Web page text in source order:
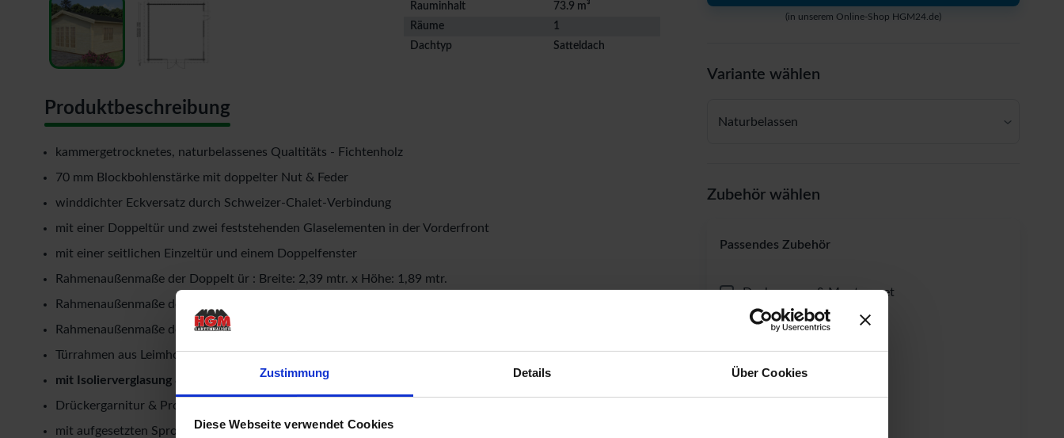
Zustimmung Details Über Cookies
Diese Webseite verwendet Cookies
Rauminhalt
73.9 m³
Räume
1
Dachtyp
Satteldach
Produktbeschreibung
kammergetrocknetes, naturbelassenes Qualtitäts - Fichtenholz
70 mm Blockbohlenstärke mit doppelter Nut & Feder
winddichter Eckversatz durch Schweizer-Chalet-Verbindung
mit einer Doppeltür und zwei feststehenden Glaselementen in der Vorderfront
mit einer seitlichen Einzeltür und einem Doppelfenster
Rahmenaußenmaße der Doppelt ür : Breite: 2,39 mtr. x Höhe: 1,89 mtr.
Rahmenaußenmaße des Doppelfensters: Breite: 1,29 mtr. x Höhe: 1,05 mtr.
Rahmenaußenmaße der Einzeltür: Breite: 0,835 mtr. x Höhe: 1,89 mtr.
Türrahmen aus Leimholz mit einer niedrigen Edelstahlschwelle (keine Stolperfalle!)
mit Isolierverglasung & Gummidichtungenals kostenlose Beigabe
Drückergarnitur & Profilzylinderschloss für die Türen
mit aufgesetzten Sprossen in den Türen & Fenster
(in unserem Online-Shop HGM24.de)
Variante wählen
Naturbelassen
Zubehör wählen
Passendes Zubehör
Dachpappen & Montageset
Feuchtigkeitssperre
Dachrinnen-Set